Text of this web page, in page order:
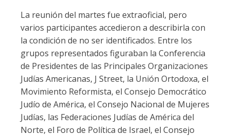
La reunión del martes fue extraoficial, pero
varios participantes accedieron a describirla con
la condición de no ser identificados. Entre los
grupos representados figuraban la Conferencia
de Presidentes de las Principales Organizaciones
Judías Americanas, J Street, la Unión Ortodoxa, el
Movimiento Reformista, el Consejo Democrático
Judío de América, el Consejo Nacional de Mujeres
Judías, las Federaciones Judías de América del
Norte, el Foro de Política de Israel, el Consejo